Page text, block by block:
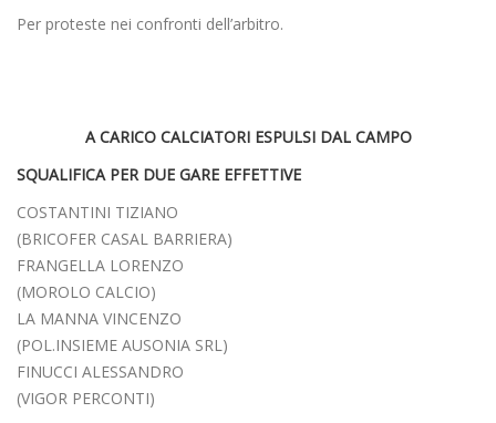
Per proteste nei confronti dell’arbitro.
A CARICO CALCIATORI ESPULSI DAL CAMPO
SQUALIFICA PER DUE GARE EFFETTIVE
COSTANTINI TIZIANO
(BRICOFER CASAL BARRIERA)
FRANGELLA LORENZO
(MOROLO CALCIO)
LA MANNA VINCENZO
(POL.INSIEME AUSONIA SRL)
FINUCCI ALESSANDRO
(VIGOR PERCONTI)